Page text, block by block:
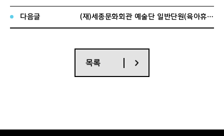
식음공간의 면적 및 구조는 입점 업체에 따라 변
다음글 (재)세종문화회관 예술단 일반단원(육아휴직대체) 공개채용 서류전형 및 경력검증 합격자 공고
목록